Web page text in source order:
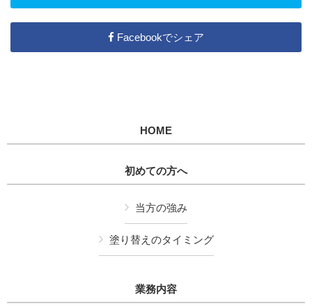
Facebookでシェア
HOME
初めての方へ
当方の強み
塗り替えのタイミング
業務内容